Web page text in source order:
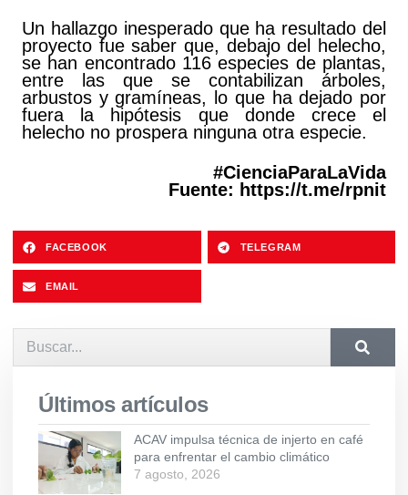
Un hallazgo inesperado que ha resultado del
proyecto fue saber que, debajo del helecho,
se han encontrado 116 especies de plantas,
entre las que se contabilizan árboles,
arbustos y gramíneas, lo que ha dejado por
fuera la hipótesis que donde crece el
helecho no prospera ninguna otra especie.
#CienciaParaLaVida
Fuente: https://t.me/rpnit
FACEBOOK TELEGRAM
EMAIL
Últimos artículos
ACAV impulsa técnica de injerto en café
para enfrentar el cambio climático
7 agosto, 2026